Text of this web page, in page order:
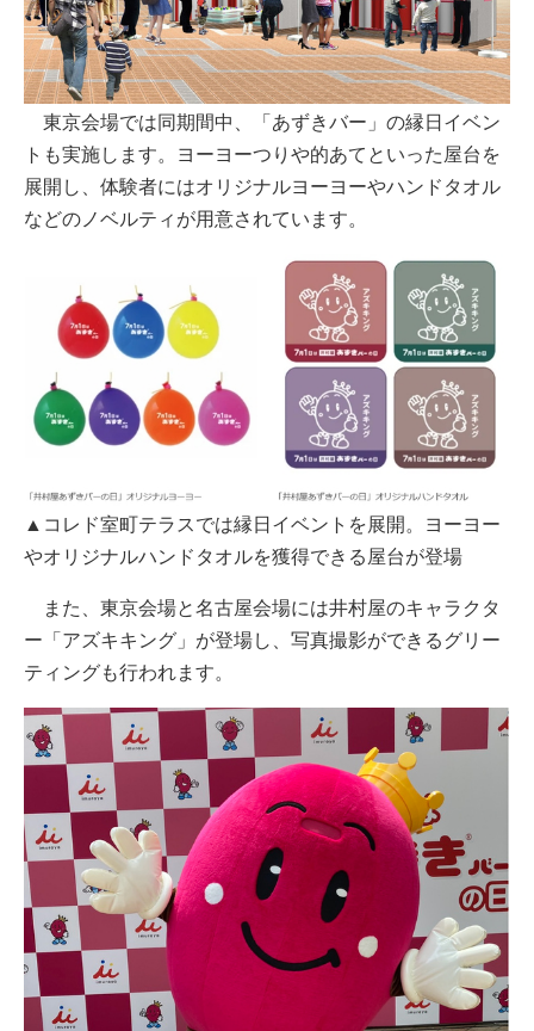
東京会場では同期間中、「あずきバー」の縁日イベン
トも実施します。ヨーヨーつりや的あてといった屋台を
展開し、体験者にはオリジナルヨーヨーやハンドタオル
などのノベルティが用意されています。
▲コレド室町テラスでは縁日イベントを展開。ヨーヨー
やオリジナルハンドタオルを獲得できる屋台が登場
また、東京会場と名古屋会場には井村屋のキャラクタ
ー「アズキキング」が登場し、写真撮影ができるグリー
ティングも行われます。